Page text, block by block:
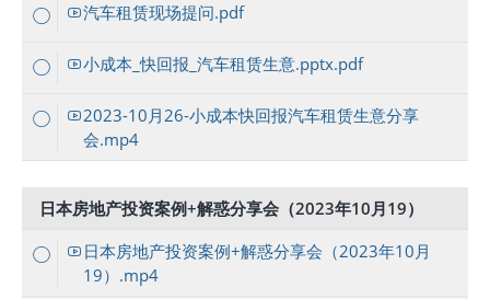
汽车租赁现场提问.pdf
小成本_快回报_汽车租赁生意.pptx.pdf
2023-10月26-小成本快回报汽车租赁生意分享
会.mp4
日本房地产投资案例+解惑分享会（2023年10月19）
日本房地产投资案例+解惑分享会（2023年10月
19）.mp4